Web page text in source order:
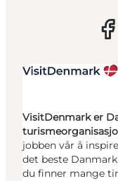
VisitDenmark er
jobben vår å
det beste
du finner mange